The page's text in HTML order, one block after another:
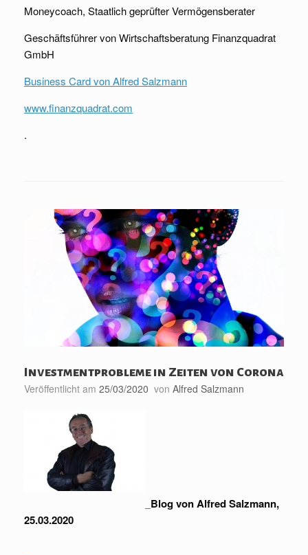
Moneycoach, Staatlich geprüfter Vermögensberater
Geschäftsführer von Wirtschaftsberatung Finanzquadrat
GmbH
Business Card von Alfred Salzmann
www.finanzquadrat.com
.
Investmentprobleme in Zeiten von Corona
Veröffentlicht am 25/03/2020 von Alfred Salzmann
Blog von Alfred Salzmann,
25.03.2020